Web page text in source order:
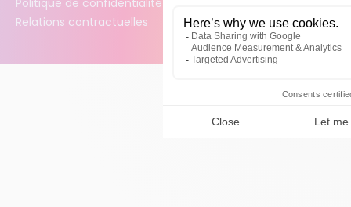
Politique de confidentialité des données
Relations contractuelles